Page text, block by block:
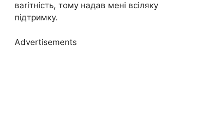
ваrітність, тому надав мені всіляку
підтримку.
Advertisements